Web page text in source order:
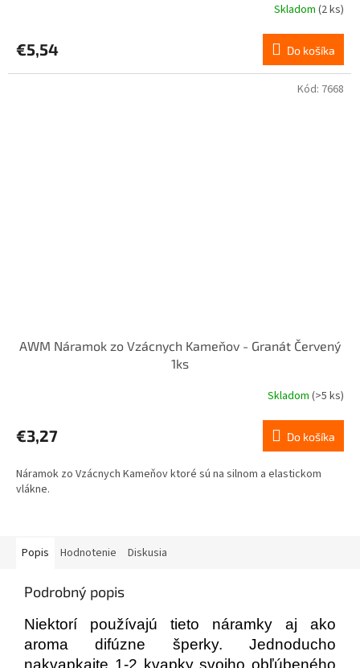
Skladom (2 ks)
€5,54 Do košíka
AWM Náramok zo Vzácnych Kameňov - Granát Červený
1ks
Skladom (>5 ks)
€3,27 Do košíka
Náramok zo Vzácnych Kameňov ktoré sú na silnom a elastickom
vlákne.
Kód: 7668
Popis Hodnotenie Diskusia
Podrobný popis
Niektorí používajú tieto náramky aj ako
aroma difúzne šperky. Jednoducho
nakvapkajte 1-2 kvapky svojho obľúbeného